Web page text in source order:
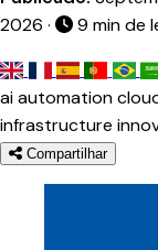
2026 · 9 min de
aiautomation
infrastructure
Compartilhar